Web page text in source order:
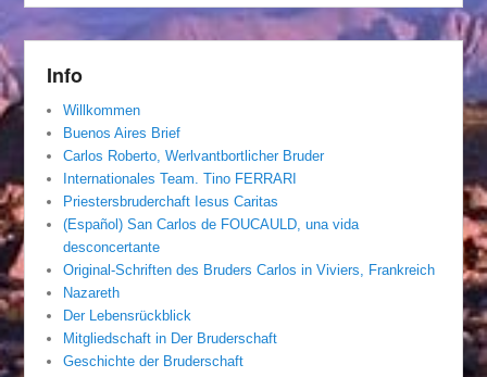
Info
Willkommen
Buenos Aires Brief
Carlos Roberto, Werlvantbortlicher Bruder
Internationales Team. Tino FERRARI
Priestersbruderchaft Iesus Caritas
(Español) San Carlos de FOUCAULD, una vida
desconcertante
Original-Schriften des Bruders Carlos in Viviers, Frankreich
Nazareth
Der Lebensrückblick
Mitgliedschaft in Der Bruderschaft
Geschichte der Bruderschaft